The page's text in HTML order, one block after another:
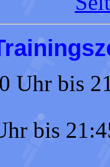
Uhr bis
bis